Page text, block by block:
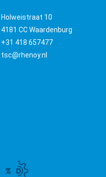
Holweistraat 10
4181 CC Waardenburg
+31 418 657477
tsc@rhenoy.nl